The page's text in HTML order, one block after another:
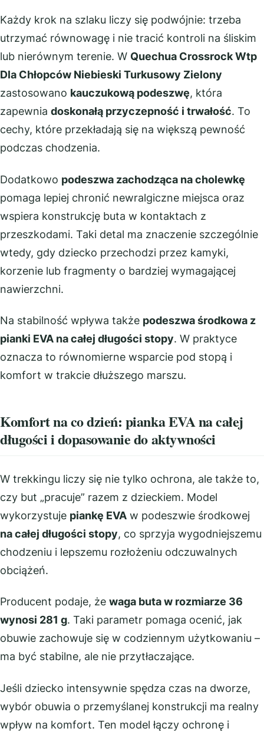
Każdy krok na szlaku liczy się podwójnie: trzeba
utrzymać równowagę i nie tracić kontroli na śliskim
lub nierównym terenie. W Quechua Crossrock Wtp
Dla Chłopców Niebieski Turkusowy Zielony
zastosowano kauczukową podeszwę, która
zapewnia doskonałą przyczepność i trwałość. To
cechy, które przekładają się na większą pewność
podczas chodzenia.
Dodatkowo podeszwa zachodząca na cholewkę
pomaga lepiej chronić newralgiczne miejsca oraz
wspiera konstrukcję buta w kontaktach z
przeszkodami. Taki detal ma znaczenie szczególnie
wtedy, gdy dziecko przechodzi przez kamyki,
korzenie lub fragmenty o bardziej wymagającej
nawierzchni.
Na stabilność wpływa także podeszwa środkowa z
pianki EVA na całej długości stopy. W praktyce
oznacza to równomierne wsparcie pod stopą i
komfort w trakcie dłuższego marszu.
Komfort na co dzień: pianka EVA na całej
długości i dopasowanie do aktywności
W trekkingu liczy się nie tylko ochrona, ale także to,
czy but „pracuje” razem z dzieckiem. Model
wykorzystuje piankę EVA w podeszwie środkowej
na całej długości stopy, co sprzyja wygodniejszemu
chodzeniu i lepszemu rozłożeniu odczuwalnych
obciążeń.
Producent podaje, że waga buta w rozmiarze 36
wynosi 281 g. Taki parametr pomaga ocenić, jak
obuwie zachowuje się w codziennym użytkowaniu –
ma być stabilne, ale nie przytłaczające.
Jeśli dziecko intensywnie spędza czas na dworze,
wybór obuwia o przemyślanej konstrukcji ma realny
wpływ na komfort. Ten model łączy ochronę i